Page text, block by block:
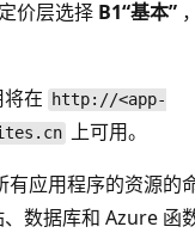
价层选择 B1“基本”
在
http://<app-
上可用。
有应用程序的资源的
数据库和 Azure 函